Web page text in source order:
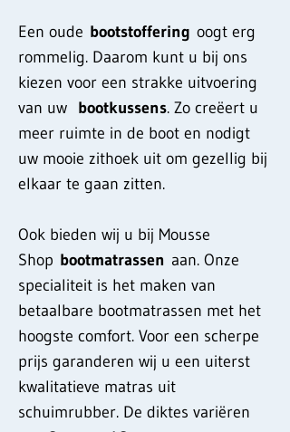
Een oude bootstoffering oogt erg
rommelig. Daarom kunt u bij ons
kiezen voor een strakke uitvoering
van uw bootkussens. Zo creëert u
meer ruimte in de boot en nodigt
uw mooie zithoek uit om gezellig bij
elkaar te gaan zitten.
Ook bieden wij u bij Mousse
Shop bootmatrassen aan. Onze
specialiteit is het maken van
betaalbare bootmatrassen met het
hoogste comfort. Voor een scherpe
prijs garanderen wij u een uiterst
kwalitatieve matras uit
schuimrubber. De diktes variëren